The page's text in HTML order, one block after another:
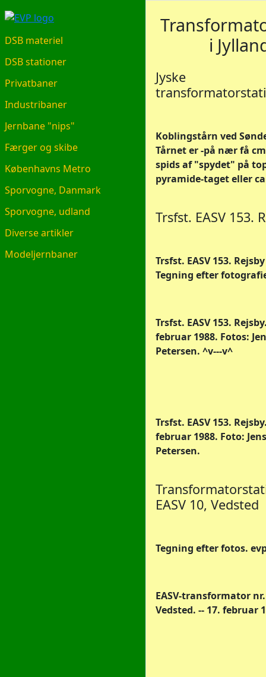
EVP.DK
DSB materiel
DSB stationer
Privatbaner
Industribaner
Jernbane "nips"
Færger og skibe
Københavns Metro
Sporvogne, Danmark
Sporvogne, udland
Diverse artikler
Modeljernbaner
i
Jyske
Koblingstårn ved
Tårnet er -på nær få
spids af "spydet" på
pyramide-taget eller
Trsfst. EASV 153.
Trsfst. EASV 153.
Tegning efter
Trsfst. EASV 153.
februar 1988. Fotos:
Petersen. ^v---v^
Trsfst. EASV 153.
februar 1988. Foto:
Petersen.
EASV 10, Vedsted
Tegning efter fotos.
EASV-transformator
Vedsted. -- 17. februar